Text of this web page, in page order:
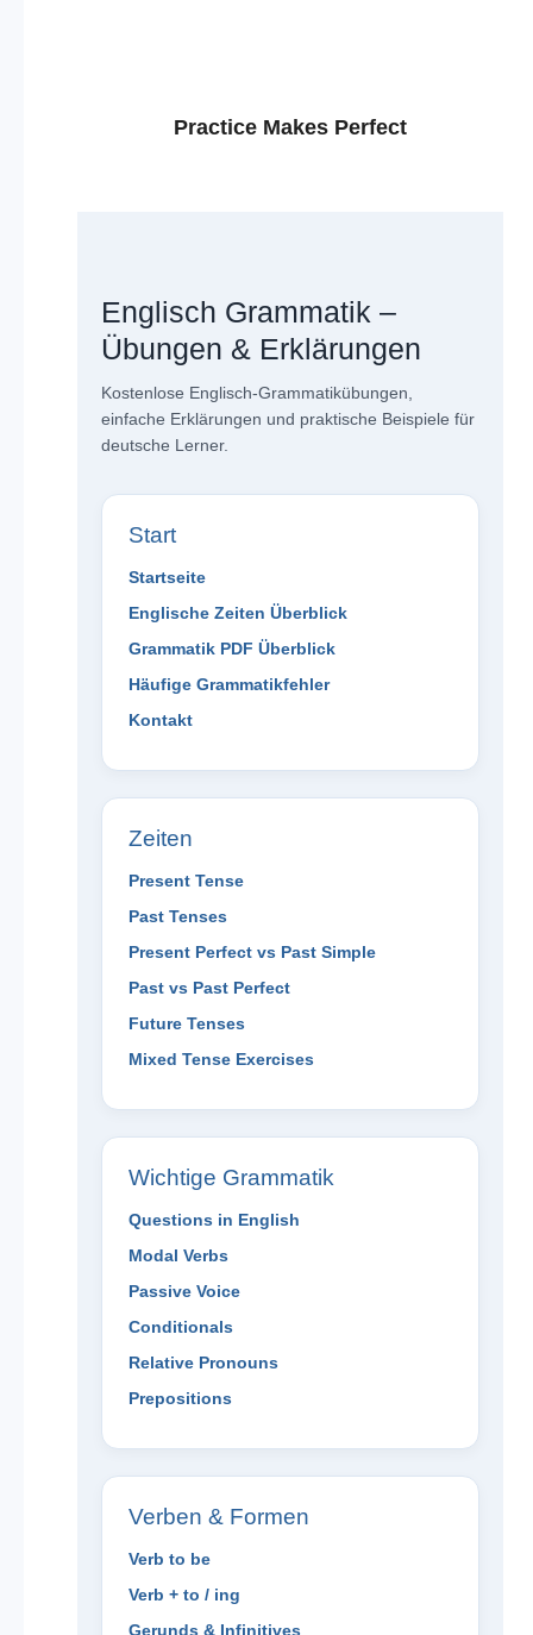
Practice Makes Perfect
Englisch Grammatik –
Übungen & Erklärungen
Kostenlose Englisch-Grammatikübungen,
einfache Erklärungen und praktische Beispiele für
deutsche Lerner.
Start
Startseite
Englische Zeiten Überblick
Grammatik PDF Überblick
Häufige Grammatikfehler
Kontakt
Zeiten
Present Tense
Past Tenses
Present Perfect vs Past Simple
Past vs Past Perfect
Future Tenses
Mixed Tense Exercises
Wichtige Grammatik
Questions in English
Modal Verbs
Passive Voice
Conditionals
Relative Pronouns
Prepositions
Verben & Formen
Verb to be
Verb + to / ing
Gerunds & Infinitives